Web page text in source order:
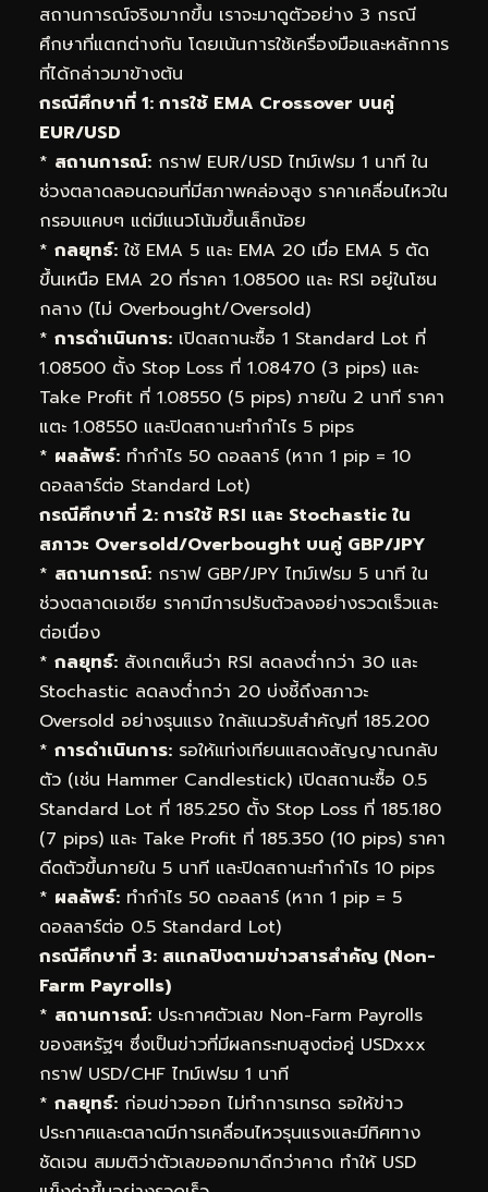
สถานการณ์จริงมากขึ้น เราจะมาดูตัวอย่าง 3 กรณี
ศึกษาที่แตกต่างกัน โดยเน้นการใช้เครื่องมือและหลักการ
ที่ได้กล่าวมาข้างต้น
กรณีศึกษาที่ 1: การใช้ EMA Crossover บนคู่
EUR/USD
* สถานการณ์: กราฟ EUR/USD ไทม์เฟรม 1 นาที ใน
ช่วงตลาดลอนดอนที่มีสภาพคล่องสูง ราคาเคลื่อนไหวใน
กรอบแคบๆ แต่มีแนวโน้มขึ้นเล็กน้อย
* กลยุทธ์: ใช้ EMA 5 และ EMA 20 เมื่อ EMA 5 ตัด
ขึ้นเหนือ EMA 20 ที่ราคา 1.08500 และ RSI อยู่ในโซน
กลาง (ไม่ Overbought/Oversold)
* การดำเนินการ: เปิดสถานะซื้อ 1 Standard Lot ที่
1.08500 ตั้ง Stop Loss ที่ 1.08470 (3 pips) และ
Take Profit ที่ 1.08550 (5 pips) ภายใน 2 นาที ราคา
แตะ 1.08550 และปิดสถานะทำกำไร 5 pips
* ผลลัพธ์: ทำกำไร 50 ดอลลาร์ (หาก 1 pip = 10
ดอลลาร์ต่อ Standard Lot)
กรณีศึกษาที่ 2: การใช้ RSI และ Stochastic ใน
สภาวะ Oversold/Overbought บนคู่ GBP/JPY
* สถานการณ์: กราฟ GBP/JPY ไทม์เฟรม 5 นาที ใน
ช่วงตลาดเอเชีย ราคามีการปรับตัวลงอย่างรวดเร็วและ
ต่อเนื่อง
* กลยุทธ์: สังเกตเห็นว่า RSI ลดลงต่ำกว่า 30 และ
Stochastic ลดลงต่ำกว่า 20 บ่งชี้ถึงสภาวะ
Oversold อย่างรุนแรง ใกล้แนวรับสำคัญที่ 185.200
* การดำเนินการ: รอให้แท่งเทียนแสดงสัญญาณกลับ
ตัว (เช่น Hammer Candlestick) เปิดสถานะซื้อ 0.5
Standard Lot ที่ 185.250 ตั้ง Stop Loss ที่ 185.180
(7 pips) และ Take Profit ที่ 185.350 (10 pips) ราคา
ดีดตัวขึ้นภายใน 5 นาที และปิดสถานะทำกำไร 10 pips
* ผลลัพธ์: ทำกำไร 50 ดอลลาร์ (หาก 1 pip = 5
ดอลลาร์ต่อ 0.5 Standard Lot)
กรณีศึกษาที่ 3: สแกลปิงตามข่าวสารสำคัญ (Non-
Farm Payrolls)
* สถานการณ์: ประกาศตัวเลข Non-Farm Payrolls
ของสหรัฐฯ ซึ่งเป็นข่าวที่มีผลกระทบสูงต่อคู่ USDxxx
กราฟ USD/CHF ไทม์เฟรม 1 นาที
* กลยุทธ์: ก่อนข่าวออก ไม่ทำการเทรด รอให้ข่าว
ประกาศและตลาดมีการเคลื่อนไหวรุนแรงและมีทิศทาง
ชัดเจน สมมติว่าตัวเลขออกมาดีกว่าคาด ทำให้ USD